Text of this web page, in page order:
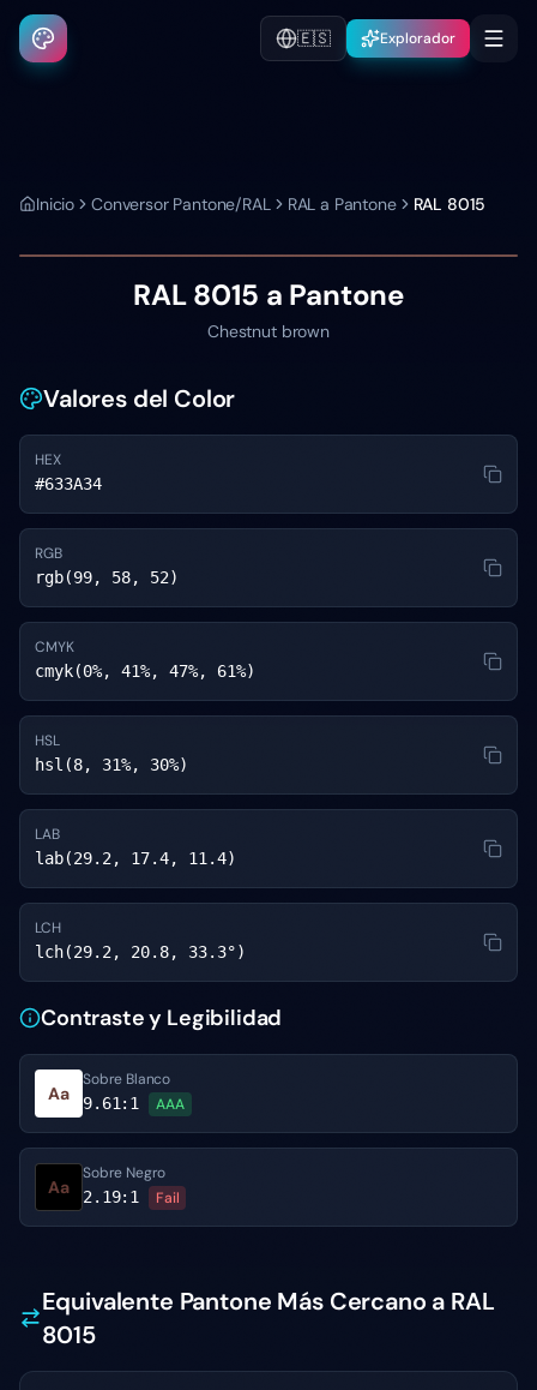
🇪🇸 Explorador
Inicio Conversor Pantone/RAL RAL a Pantone RAL 8015
RAL 8015 a Pantone
Chestnut brown
Valores del Color
HEX
#633A34
RGB
rgb(99, 58, 52)
CMYK
cmyk(0%, 41%, 47%, 61%)
HSL
hsl(8, 31%, 30%)
LAB
lab(29.2, 17.4, 11.4)
LCH
lch(29.2, 20.8, 33.3°)
Contraste y Legibilidad
Aa
Sobre Blanco
9.61 :1 AAA
Aa
Sobre Negro
2.19:1 Fail
Equivalente Pantone Más Cercano a RAL
8015